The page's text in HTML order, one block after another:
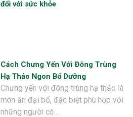
đối với sức khỏe
Cách Chưng Yến Với Đông Trùng
Hạ Thảo Ngon Bổ Dưỡng
Chưng yến với đông trùng hạ thảo là
món ăn đại bổ, đặc biệt phù hợp với
những người có…